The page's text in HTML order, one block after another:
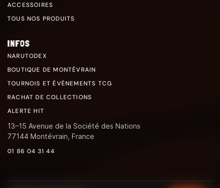
ACCESSOIRES
TOUS NOS PRODUITS
INFOS
NARUTODEX
BOUTIQUE DE MONTÉVRAIN
TOURNOIS ET ÉVÉNEMENTS TCG
RACHAT DE COLLECTIONS
ALERTE HIT
13–15 Avenue de la Société des Nations
77144 Montévrain, France
01 86 04 31 44